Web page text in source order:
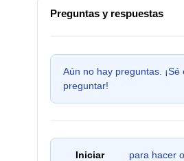
Preguntas y respuestas
Aún no hay preguntas. ¡Sé
preguntar!
Iniciar
para hacer